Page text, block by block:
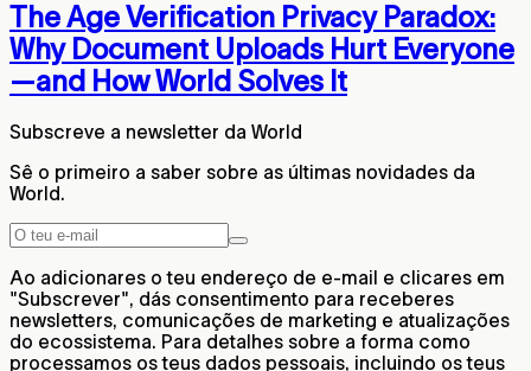
The Age Verification Privacy Paradox:
Why Document Uploads Hurt Everyone
—and How World Solves It
Subscreve a newsletter da World
Sê o primeiro a saber sobre as últimas novidades da
World.
Ao adicionares o teu endereço de e-mail e clicares em
"Subscrever", dás consentimento para receberes
newsletters, comunicações de marketing e atualizações
do ecossistema. Para detalhes sobre a forma como
processamos os teus dados pessoais, incluindo os teus